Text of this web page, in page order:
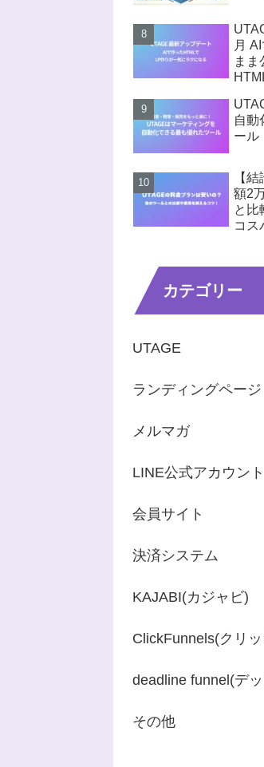
月
まま
自動
ール
【
額2
と比
コス
カテゴリー
UTAGE
ランディングページ
メルマガ
LINE公式アカウント
会員サイト
決済システム
KAJABI(カジャビ)
ClickFunnels(クリ
deadline funnel(デ
その他